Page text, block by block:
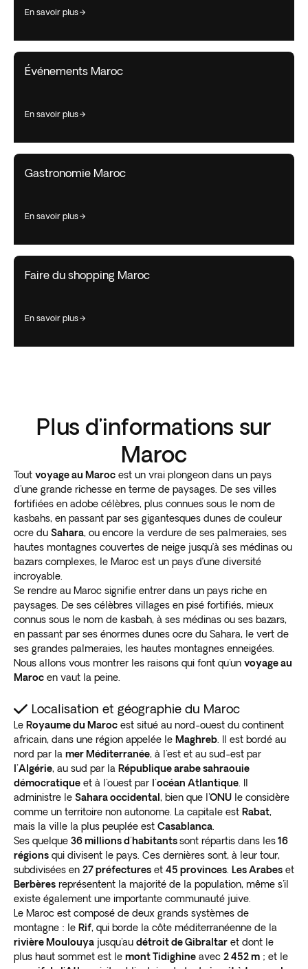
en savoir plus
Événements Maroc
en savoir plus
Gastronomie Maroc
en savoir plus
Faire du shopping Maroc
en savoir plus
Plus d'informations sur
Maroc
Tout voyage au Maroc est un vrai plongeon dans un pays
d'une grande richesse en terme de paysages. De ses villes
fortifiées en adobe célèbres, plus connues sous le nom de
kasbahs, en passant par ses gigantesques dunes de couleur
ocre du Sahara, ou encore la verdure de ses palmeraies, ses
hautes montagnes couvertes de neige jusqu’à ses médinas ou
bazars complexes, le Maroc est un pays d’une diversité
incroyable.
Se rendre au Maroc signifie entrer dans un pays riche en
paysages. De ses célèbres villages en pisé fortifiés, mieux
connus sous le nom de kasbah, à ses médinas ou ses bazars,
en passant par ses énormes dunes ocre du Sahara, le vert de
ses grandes palmeraies, les hautes montagnes enneigées.
Nous allons vous montrer les raisons qui font qu'un voyage au
Maroc en vaut la peine.
Localisation et géographie du Maroc
Le Royaume du Maroc est situé au nord-ouest du continent
africain, dans une région appelée le Maghreb . Il est bordé au
nord par la mer Méditerranée, à l'est et au sud-est par
l'Algérie, au sud par la République arabe sahraouie
démocratique et à l'ouest par l'océan Atlantique
administre le Sahara occidental , bien que l'ONU le considère
comme un territoire non autonome. La capitale est Rabat,
mais la ville la plus peuplée est Casablanca
Ses quelque 36 millions d'habitantssont répartis dans les16
régions qui divisent le pays. Ces dernières sont, à leur tour,
subdivisées en 27 préfectures et 45 provinces Les Arabes et
Berbères représentent la majorité de la population, même s'il
existe également une importante communauté juive.
Le Maroc est composé de deux grands systèmes de
montagne : le Rif, qui borde la côte méditerranéenne de la
rivière Moulouya jusqu'au détroit de Gibraltar et dont le
plus haut sommet est le mont Tidighine avec 2 452 m ; et le